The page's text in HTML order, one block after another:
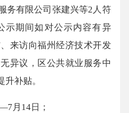
务有限公司张建兴等2人符
示期间如对公示内容有异
来访向福州经济技术开发
异议，区公共就业服务中
补贴。
月14日；